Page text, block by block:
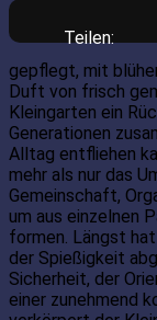
Teilen:
gepflegt, mit
Duft von frisch
Kleingarten ein
Generationen
Alltag entfliehen
mehr als nur das
Gemeinschaft,
um aus einzelnen
formen. Längst
der Spießigkeit
Sicherheit, der
einer zunehmend